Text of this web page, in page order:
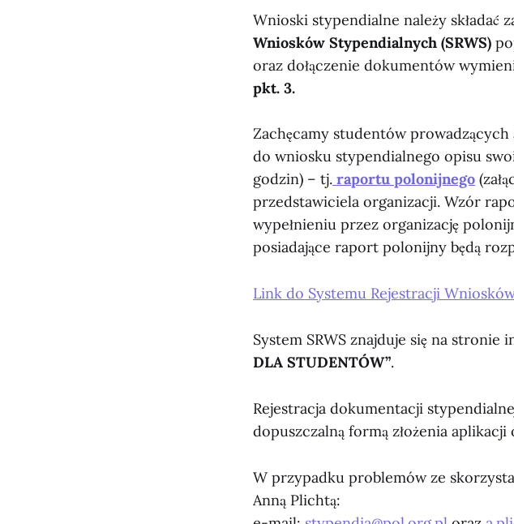
Wnioski stypendialne należy składać
Wniosków Stypendialnych (SRWS)
oraz dołączenie dokumentów
pkt. 3.
Zachęcamy studentów prowadzących
do wniosku stypendialnego opisu
godzin) – tj. raportu polonijnego
przedstawiciela organizacji. Wzór
wypełnieniu przez organizację
posiadające raport polonijny będą
Link do Systemu Rejestracji
System SRWS znajduje się na stronie
DLA STUDENTÓW”.
Rejestracja dokumentacji
dopuszczalną formą złożenia
W przypadku problemów ze
Anną Plichtą: